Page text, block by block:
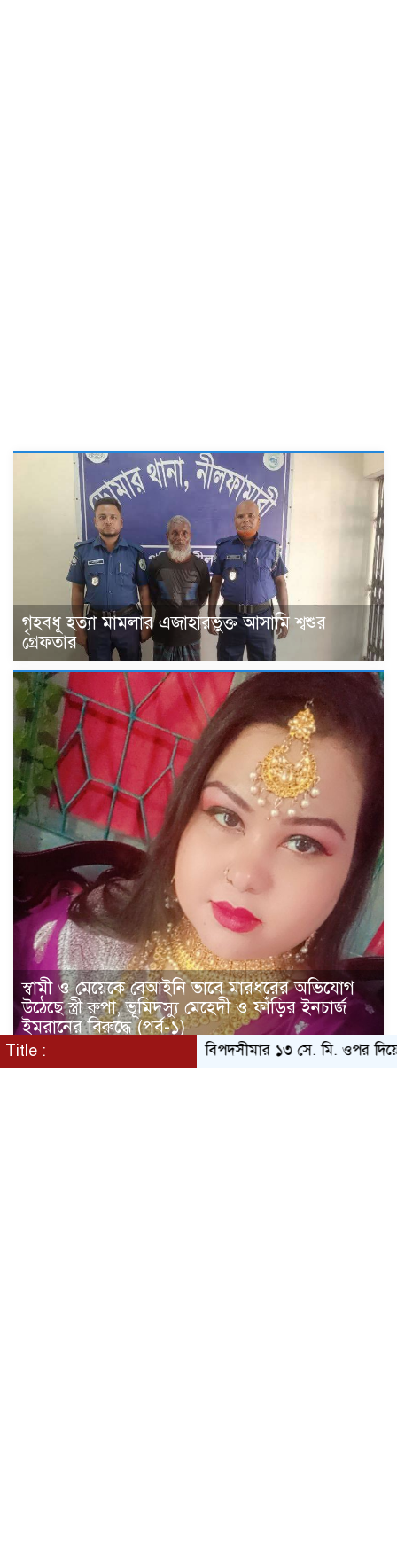
গৃহবধূ হত্যা মামলার এজাহারভুক্ত আসামি শ্বশুর
গ্রেফতার
স্বামী ও মেয়েকে বেআইনি ভাবে মারধরের অভিযোগ
উঠেছে স্ত্রী রুপা, ভূমিদস্যু মেহেদী ও ফাঁড়ির ইনচার্জ
ইমরানের বিরুদ্ধে (পর্ব-১)
Title : বিপদসীমার ১৩ সে. মি. ওপর দিয়ে বইছে